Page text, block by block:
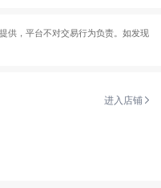
供，平台不对交易行为负责。如发现
进入店铺